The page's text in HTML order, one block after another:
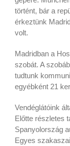
történt, bár a
érkeztünk
volt.
Madridban a
szobát. A
tudtunk
egyébként 21
Vendéglátóink
Előtte részletes
Spanyolország
Egyes